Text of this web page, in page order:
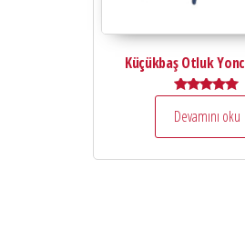
Küçükbaş Otluk
5.00
oy aldı
Devamını oku